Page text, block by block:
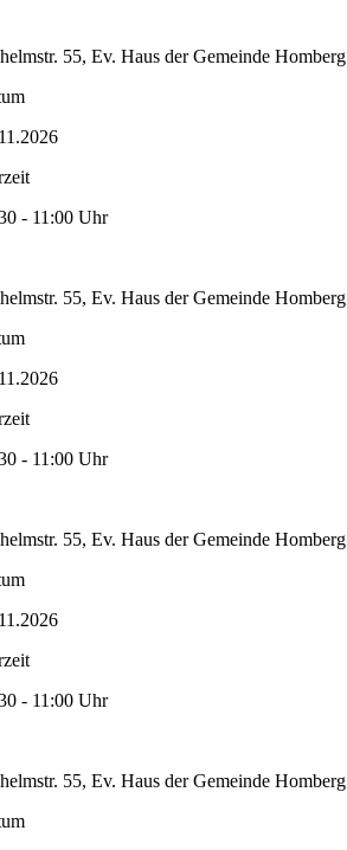
55, Ev. Haus der Gemeinde Homberg
- 11:00 Uhr
55, Ev. Haus der Gemeinde Homberg
- 11:00 Uhr
55, Ev. Haus der Gemeinde Homberg
- 11:00 Uhr
55, Ev. Haus der Gemeinde Homberg